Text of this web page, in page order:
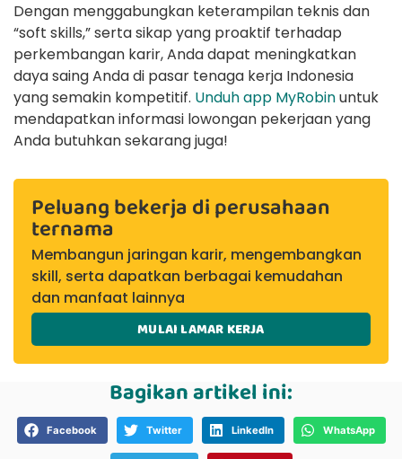
Dengan menggabungkan keterampilan teknis dan
“soft skills,” serta sikap yang proaktif terhadap
perkembangan karir, Anda dapat meningkatkan
daya saing Anda di pasar tenaga kerja Indonesia
yang semakin kompetitif. Unduh app MyRobinuntuk
mendapatkan informasi lowongan pekerjaan yang
Anda butuhkan sekarang juga!
Peluang bekerja di perusahaan
ternama
Membangun jaringan karir, mengembangkan
skill, serta dapatkan berbagai kemudahan
dan manfaat lainnya
MULAI LAMAR KERJA
Bagikan artikel ini:
Facebook Twitter LinkedIn WhatsApp